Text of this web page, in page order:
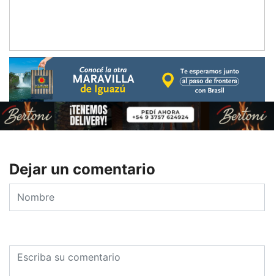
Dejar un comentario